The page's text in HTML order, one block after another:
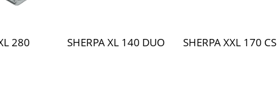
280 SHERPA XL 140 DUO SHERPA XXL 170 CS